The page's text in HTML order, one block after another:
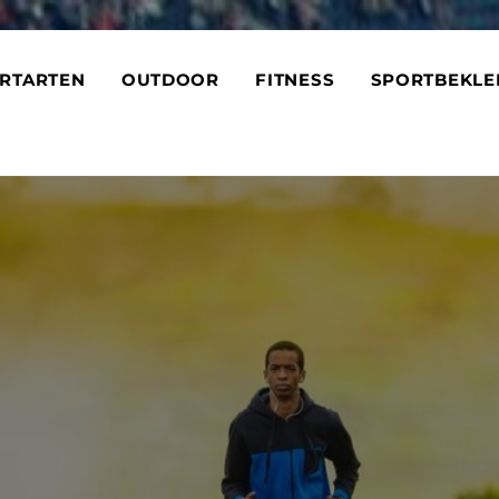
OUTDOOR FITNESS